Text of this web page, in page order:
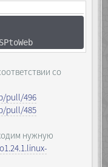
со
pull/496
pull/485
нужную